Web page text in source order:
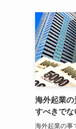
海外起業
すべきでな
海外起業の事